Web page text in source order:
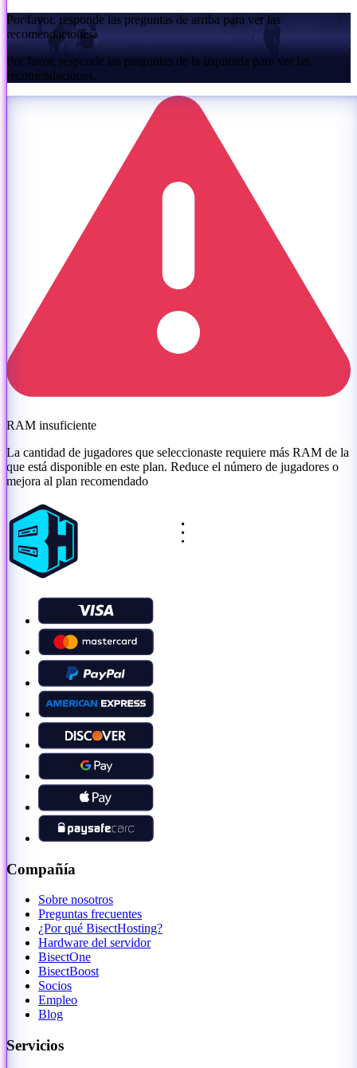
Por favor, responde las preguntas de arriba para ver las
recomendaciones.
Por favor, responde las preguntas de la izquierda para ver las
recomendaciones.
RAM insuficiente
La cantidad de jugadores que seleccionaste requiere más RAM de la
que está disponible en este plan. Reduce el número de jugadores o
mejora al plan recomendado
Compañía
Sobre nosotros
Preguntas frecuentes
¿Por qué BisectHosting?
Hardware del servidor
BisectOne
BisectBoost
Socios
Empleo
Blog
Servicios